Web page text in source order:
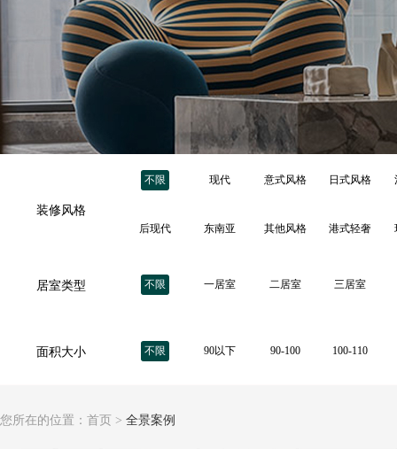
装修风格
不限 现代 意式风格 日式风格
后现代 东南亚 其他风格 港式轻奢
居室类型 不限 一居室 二居室 三居室
面积大小 不限 90以下 90-100 100-110
您所在的位置： 首页 > 全景案例